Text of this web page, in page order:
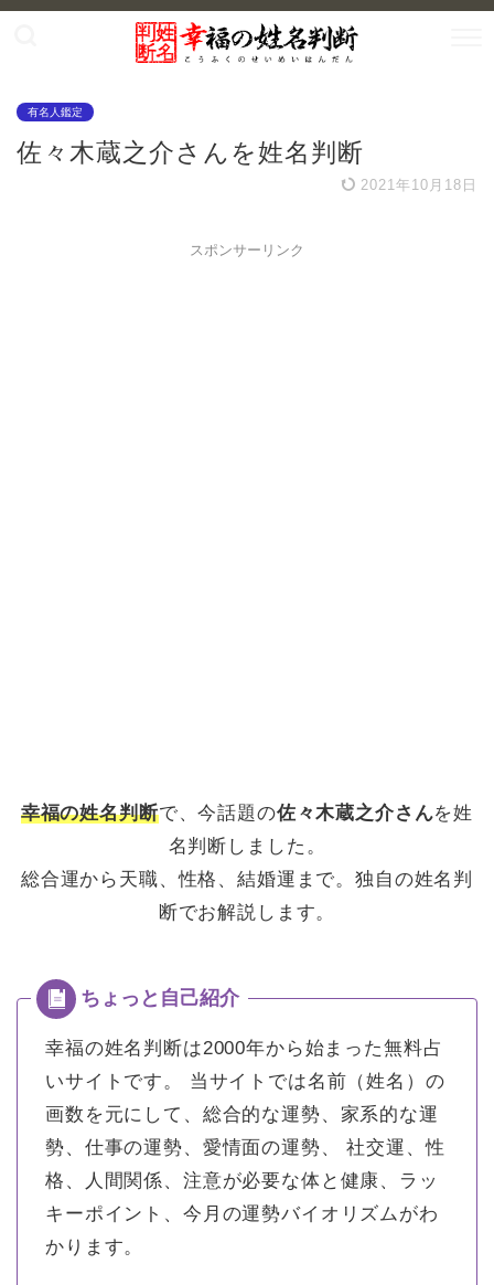
有名人鑑定
佐々木蔵之介さんを姓名判断
2021年10月18日
スポンサーリンク
幸福の姓名判断で、今話題の佐々木蔵之介さんを姓
名判断しました。
総合運から天職、性格、結婚運まで。独自の姓名判
断でお解説します。
幸福の姓名判断は2000年から始まった無料占
いサイトです。
当サイトでは名前（姓名）の
画数を元にして、総合的な運勢、家系的な運
勢、仕事の運勢、愛情面の運勢、 社交運、性
格、人間関係、注意が必要な体と健康、ラッ
キーポイント、今月の運勢バイオリズムがわ
かります。